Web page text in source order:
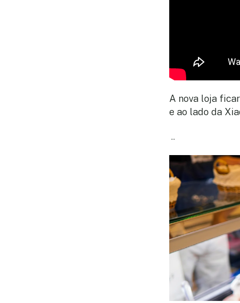
A nova loja
e ao lado da
..